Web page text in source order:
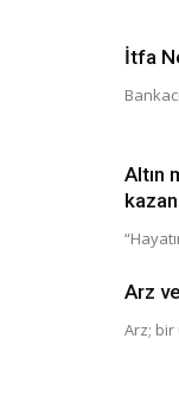
İtfa
Altın
Arz
Arz; bir